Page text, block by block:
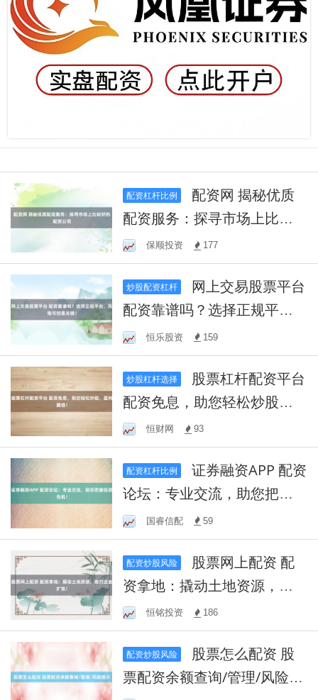
配资杠杆比例
配资服务：探寻市场上比较
好的配资公司
保顺投资 177
炒股配资杠杆
配资靠谱吗？选择正规平
台，风险可控是关键！
恒乐股资 159
炒股杠杆选择
配资免息，助您轻松炒股，
盈利翻倍！
恒财网 93
配资杠杆比例
证券融资APP 配资
论坛：专业交流，助您把握
投资先机！
国睿信配 59
配资炒股风险
资拿地：撬动土地资源，助
力企业扩张！
恒铭投资 186
配资炒股风险
票配资余额查询/管理/风险提